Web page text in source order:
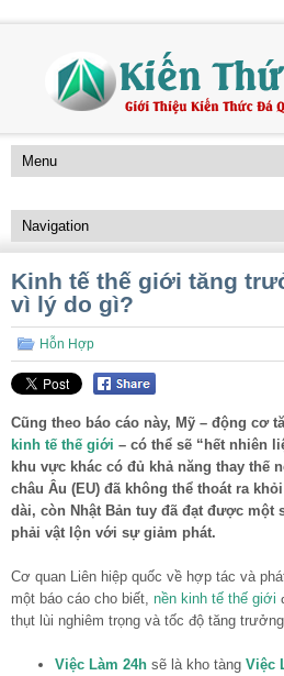
Kinh tế thế giới tăng
vì lý do gì?
Hỗn Hợp
Cũng theo báo cáo này, Mỹ – động cơ
kinh tế thế giới – có thể sẽ “hết nhiên
khu vực khác có đủ khả năng thay thế
châu Âu (EU) đã không thể thoát ra
dài, còn Nhật Bản tuy đã đạt được một
phải vật lộn với sự giảm phát.
Cơ quan Liên hiệp quốc về hợp tác và
một báo cáo cho biết, nền kinh tế thế giới
thụt lùi nghiêm trọng và tốc độ tăng
Việc Làm 24h sẽ là kho tàng Việc